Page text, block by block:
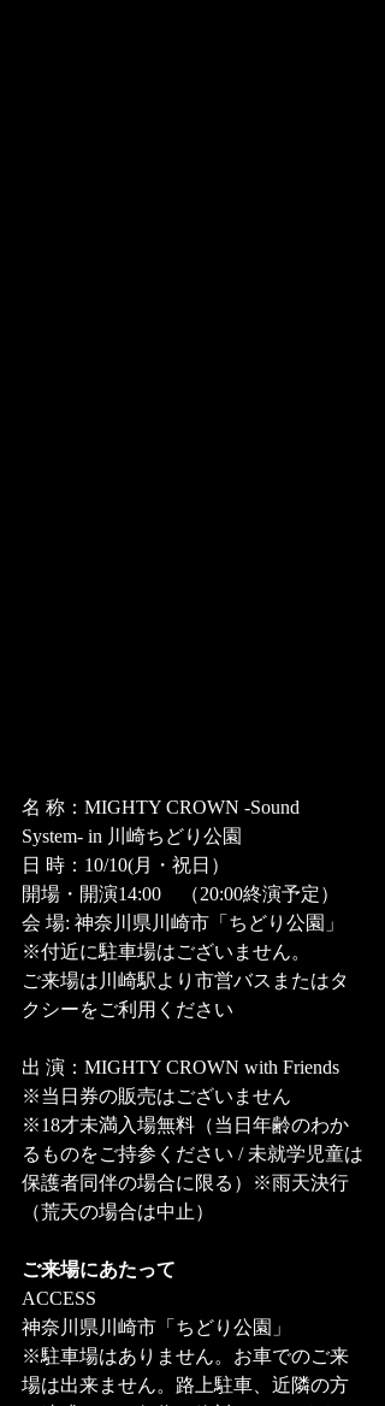
名 称：MIGHTY CROWN -Sound
System- in 川崎ちどり公園
日 時：10/10(月・祝日）
開場・開演14:00　（20:00終演予定）
会 場: 神奈川県川崎市「ちどり公園」
※付近に駐車場はございません。
ご来場は川崎駅より市営バスまたはタ
クシーをご利用ください
出 演：MIGHTY CROWN with Friends
※当日券の販売はございません
※18才未満入場無料（当日年齢のわか
るものをご持参ください / 未就学児童は
保護者同伴の場合に限る）※雨天決行
（荒天の場合は中止）
ご来場にあたって
ACCESS
神奈川県川崎市「ちどり公園」
※駐車場はありません。お車でのご来
場は出来ません。路上駐車、近隣の方